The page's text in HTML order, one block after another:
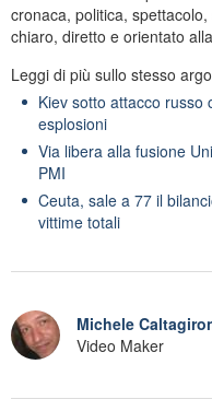
cronaca, politica,
chiaro, diretto e orientato
Leggi di più sullo stesso
Kiev sotto attacco russo
esplosioni
Via libera alla fusione
PMI
Ceuta, sale a 77 il
vittime totali
Michele
Video Maker